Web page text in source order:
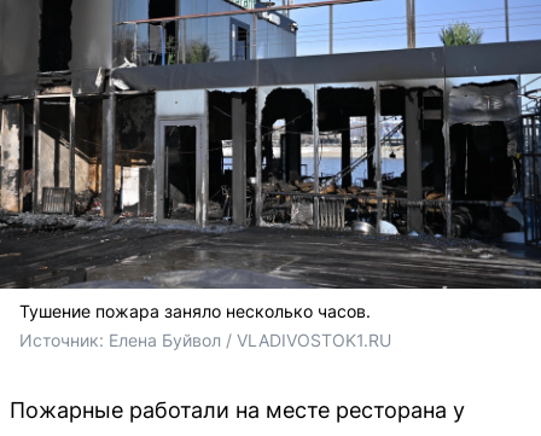
Тушение пожара заняло несколько часов.
Источник: Елена Буйвол / VLADIVOSTOK1.RU
Пожарные работали на месте ресторана у